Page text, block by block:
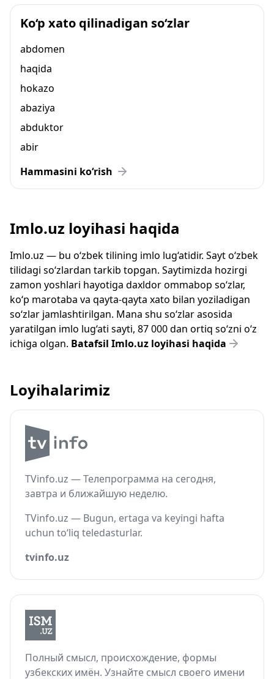
Ko‘p xato qilinadigan so‘zlar
abdomen
haqida
hokazo
abaziya
abduktor
abir
Hammasini ko‘rish
Imlo.uz loyihasi haqida
Imlo.uz — bu o‘zbek tilining imlo lug‘atidir. Sayt o‘zbek
tilidagi so‘zlardan tarkib topgan. Saytimizda hozirgi
zamon yoshlari hayotiga daxldor ommabop so‘zlar,
ko‘p marotaba va qayta-qayta xato bilan yoziladigan
so‘zlar jamlashtirilgan. Mana shu so‘zlar asosida
yaratilgan imlo lug‘ati sayti, 87 000 dan ortiq so‘zni o‘z
ichiga olgan. Batafsil Imlo.uz loyihasi haqida
Loyihalarimiz
TVinfo.uz — Телепрограмма на сегодня,
завтра и ближайшую неделю.
TVinfo.uz — Bugun, ertaga va keyingi hafta
uchun to‘liq teledasturlar.
tvinfo.uz
Полный смысл, происхождение, формы
узбекских имён. Узнайте смысл своего имени